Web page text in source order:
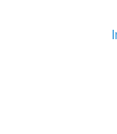
8% cash back
Five ways to